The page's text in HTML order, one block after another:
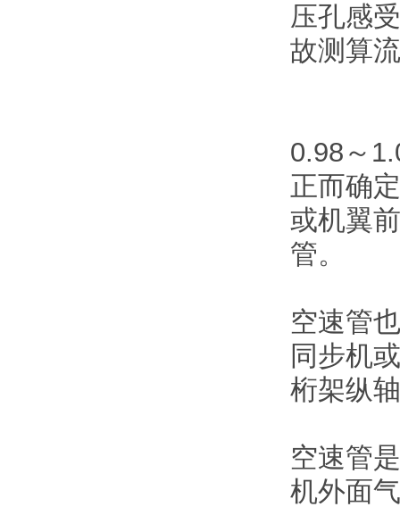
压孔感
故测算
0.98～
正而确
或机翼
管。
空速管
同步机
桁架纵
空速管
机外面